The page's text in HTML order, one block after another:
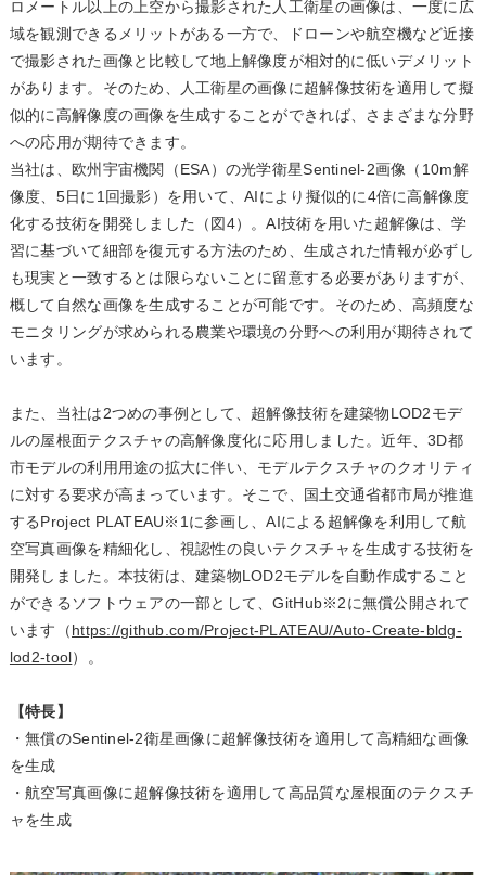
ロメートル以上の上空から撮影された人工衛星の画像は、一度に広
域を観測できるメリットがある一方で、ドローンや航空機など近接
で撮影された画像と比較して地上解像度が相対的に低いデメリット
があります。そのため、人工衛星の画像に超解像技術を適用して擬
似的に高解像度の画像を生成することができれば、さまざまな分野
への応用が期待できます。
当社は、欧州宇宙機関（ESA）の光学衛星Sentinel-2画像（10m解
像度、5日に1回撮影）を用いて、AIにより擬似的に4倍に高解像度
化する技術を開発しました（図4）。AI技術を用いた超解像は、学
習に基づいて細部を復元する方法のため、生成された情報が必ずし
も現実と一致するとは限らないことに留意する必要がありますが、
概して自然な画像を生成することが可能です。そのため、高頻度な
モニタリングが求められる農業や環境の分野への利用が期待されて
います。
また、当社は2つめの事例として、超解像技術を建築物LOD2モデ
ルの屋根面テクスチャの高解像度化に応用しました。近年、3D都
市モデルの利用用途の拡大に伴い、モデルテクスチャのクオリティ
に対する要求が高まっています。そこで、国土交通省都市局が推進
するProject PLATEAU※1に参画し、AIによる超解像を利用して航
空写真画像を精細化し、視認性の良いテクスチャを生成する技術を
開発しました。本技術は、建築物LOD2モデルを自動作成すること
ができるソフトウェアの一部として、GitHub※2に無償公開されて
います（https://github.com/Project-PLATEAU/Auto-Create-bldg-
lod2-tool）。
【特長】
・無償のSentinel-2衛星画像に超解像技術を適用して高精細な画像
を生成
・航空写真画像に超解像技術を適用して高品質な屋根面のテクスチ
ャを生成